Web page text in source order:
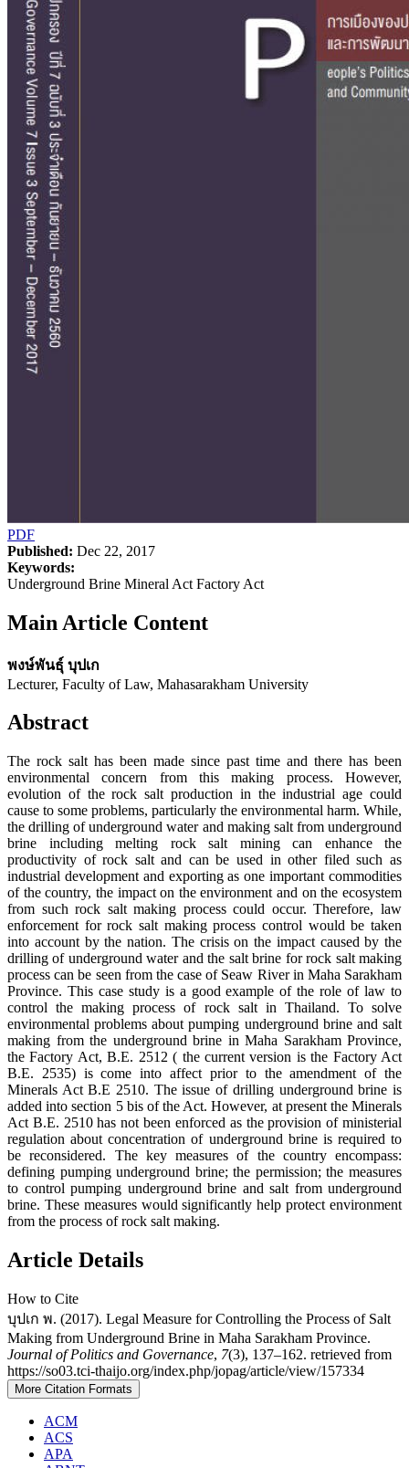
PDF
Published: Dec 22, 2017
Keywords:
Underground Brine Mineral Act Factory Act
Main Article Content
พงษ์พันธุ์ บุปเก
Lecturer, Faculty of Law, Mahasarakham University
Abstract
The rock salt has been made since past time and there has been
environmental concern from this making process. However,
evolution of the rock salt production in the industrial age could
cause to some problems, particularly the environmental harm. While,
the drilling of underground water and making salt from underground
brine including melting rock salt mining can enhance the
productivity of rock salt and can be used in other filed such as
industrial development and exporting as one important commodities
of the country, the impact on the environment and on the ecosystem
from such rock salt making process could occur. Therefore, law
enforcement for rock salt making process control would be taken
into account by the nation. The crisis on the impact caused by the
drilling of underground water and the salt brine for rock salt making
process can be seen from the case of Seaw River in Maha Sarakham
Province. This case study is a good example of the role of law to
control the making process of rock salt in Thailand. To solve
environmental problems about pumping underground brine and salt
making from the underground brine in Maha Sarakham Province,
the Factory Act, B.E. 2512 ( the current version is the Factory Act
B.E. 2535) is come into affect prior to the amendment of the
Minerals Act B.E 2510. The issue of drilling underground brine is
added into section 5 bis of the Act. However, at present the Minerals
Act B.E. 2510 has not been enforced as the provision of ministerial
regulation about concentration of underground brine is required to
be reconsidered. The key measures of the country encompass:
defining pumping underground brine; the permission; the measures
to control pumping underground brine and salt from underground
brine. These measures would significantly help protect environment
from the process of rock salt making.
Article Details
How to Cite
บุปเก พ. (2017). Legal Measure for Controlling the Process of Salt
Making from Underground Brine in Maha Sarakham Province.
Journal of Politics and Governance, 7(3), 137–162. retrieved from
https://so03.tci-thaijo.org/index.php/jopag/article/view/157334
More Citation Formats
ACM
ACS
APA